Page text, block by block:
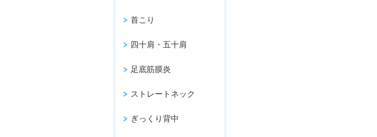
首こり
四十肩・五十肩
足底筋膜炎
ストレートネック
ぎっくり背中